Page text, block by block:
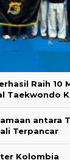
Raih 10
Taekwondo
antara
Terpancar
Kolombia